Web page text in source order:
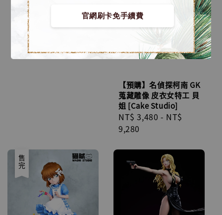
官網刷卡免手續費
price
1,980
【預購】名偵探柯南 GK
蒐藏雕像 皮衣女特工 貝
姐 [Cake Studio]
Regular
price
NT$ 3,480 - NT$
9,280
售完